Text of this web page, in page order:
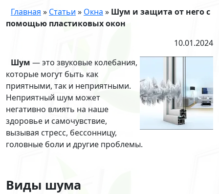
Главная » Статьи » Окна » Шум и защита от него с
помощью пластиковых окон
10.01.2024
Шум — это звуковые колебания,
которые могут быть как
приятными, так и неприятными.
Неприятный шум может
негативно влиять на наше
здоровье и самочувствие,
вызывая стресс, бессонницу,
головные боли и другие проблемы.
Виды шума